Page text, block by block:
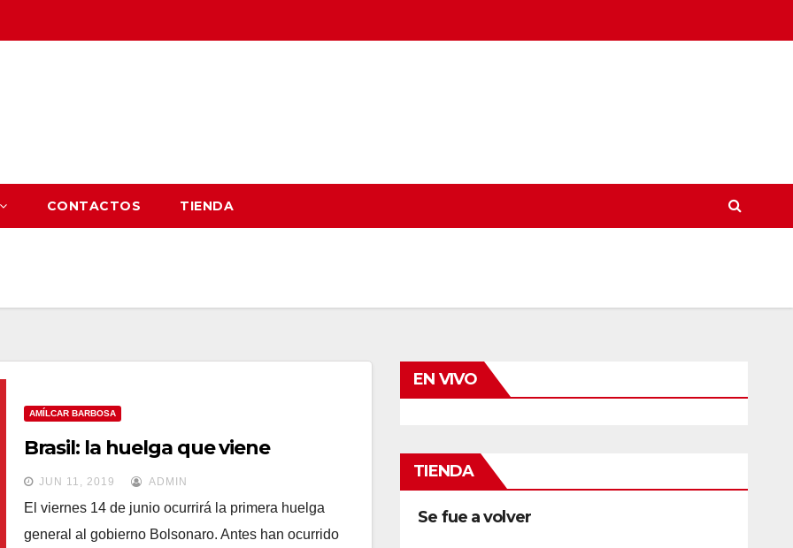
CONTACTOS TIENDA
AMÍLCAR BARBOSA
Brasil: la huelga que viene
JUN 11, 2019 ADMIN
El viernes 14 de junio ocurrirá la primera huelga
general al gobierno Bolsonaro. Antes han ocurrido
EN VIVO
TIENDA
Se fue a volver